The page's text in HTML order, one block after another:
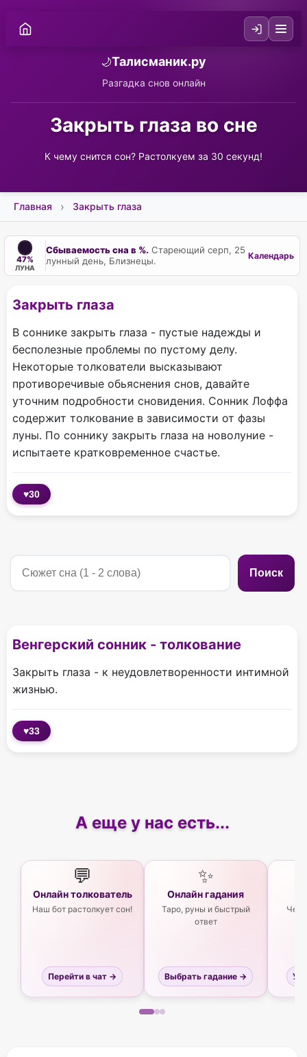
🌙Талисманик.ру
Разгадка снов онлайн
Закрыть глаза во сне
К чему снится сон? Растолкуем за 30 секунд!
Главная Закрыть глаза
47%
ЛУНА
Сбываемость сна в %. Стареющий серп, 25
лунный день, Близнецы.
Календарь
Закрыть глаза
В соннике закрыть глаза - пустые надежды и
бесполезные проблемы по пустому делу.
Некоторые толкователи высказывают
противоречивые обьяснения снов, давайте
уточним подробности сновидения. Сонник Лоффа
содержит толкование в зависимости от фазы
луны. По соннику закрыть глаза на новолуние -
испытаете кратковременное счастье.
♥30
Поиск
Венгерский сонник - толкование
Закрыть глаза - к неудовлетворенности интимной
жизнью.
♥33
А еще у нас есть...
💬
Онлайн толкователь
Наш бот растолкует сон!
Перейти в чат →
✨
Онлайн гадания
Таро, руны и быстрый
ответ
Выбрать гадание →